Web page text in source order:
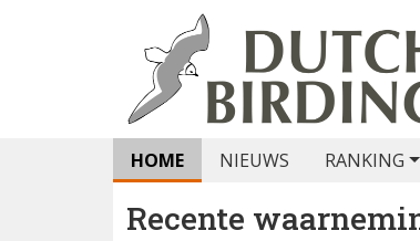
HOME NIEUWS RANKING
Recente